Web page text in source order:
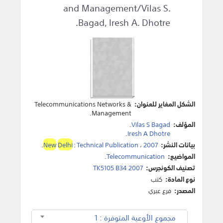
and Management/Vilas S.
Bagad, Iresh A. Dhotre.
الشكل المغاير للعنوان: Telecommunications Networks &
Management.
المؤلف: Vilas S Bagad
.
Iresh A Dhotre
.
بيانات النشر:
NewDelhi:Technical Publication ،2007
.
المواضيع: Telecommunication
.
تصنيف الكونجرس: TK5105 B34 2007
نوع المادة: كتب
المصدر: فرع عبري
مجموع الأوعية المتوفرة : 1